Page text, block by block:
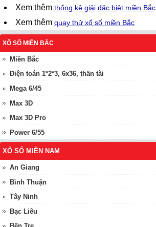
Xem thêm thống kê giải đặc biệt miền Bắc
Xem thêm quay thử xổ số miền Bắc
XỔ SỐ MIỀN BẮC
Miền Bắc
Điện toán 1*2*3, 6x36, thần tài
Mega 6/45
Max 3D
Max 3D Pro
Power 6/55
XỔ SỐ MIỀN NAM
An Giang
Bình Thuận
Tây Ninh
Bạc Liêu